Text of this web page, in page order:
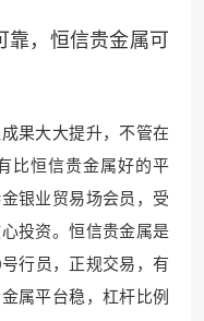
靠，恒信贵金属可
果大大提升，不管在
比恒信贵金属好的平
银业贸易场会员，受
投资。恒信贵金属是
行员，正规交易，有
属平台稳，杠杆比例